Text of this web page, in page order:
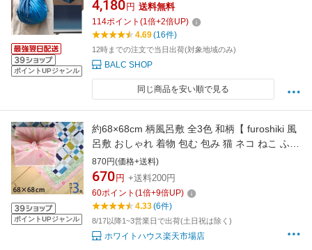
ポイントUPジャンル
カバー 防災 水 運ぶ エコバッグ レイングッズ
センスのいい プチギフト 外国人 喜ぶ 日本 土産
外国人が喜ぶお土産 ギフト包装可
4,180 円 送料無料
114ポイント (1倍+2倍UP)
4.69(16件)
12時までの注文で当日出荷(対象地域のみ)
BALC SHOP
同じ商品を安い順で見る
ポイントUPジャンル
約68×68cm 柄風呂敷 全3色 和柄【 furoshiki 風
呂敷 おしゃれ 着物 包む 包み 猫 ネコ ねこ ふろ
しき 可愛い 旅行 パッキング 推し活 カワイイ
格子 ピンク 唐草 からくさ 北欧 和柄 柄 】
870円(価格+送料)
670 円 +送料200円
60ポイント (1倍+9倍UP)
4.33(6件)
8/17以降1~3営業日で出荷(土日祝は除く)
ホワイトハウス楽天市場店